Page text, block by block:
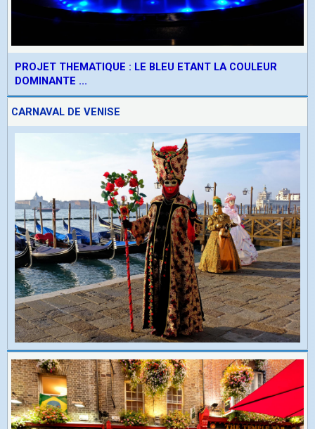
PROJET THEMATIQUE : LE BLEU ETANT LA COULEUR
DOMINANTE ...
CARNAVAL DE VENISE